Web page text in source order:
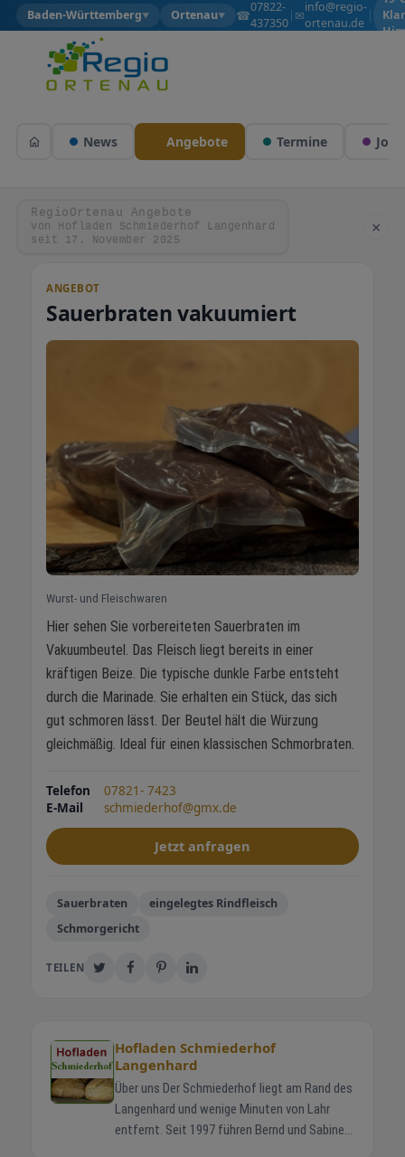
Baden-Württemberg▼ Ortenau▼ ☎07822-
437350
| ✉info@regio-
ortenau.de
|
News Angebote Termine Jobs
RegioOrtenau Angebote
von Hofladen Schmiederhof Langenhard
seit 17. November 2025
×
ANGEBOT
Sauerbraten vakuumiert
Wurst- und Fleischwaren
Hier sehen Sie vorbereiteten Sauerbraten im
Vakuumbeutel. Das Fleisch liegt bereits in einer
kräftigen Beize. Die typische dunkle Farbe entsteht
durch die Marinade. Sie erhalten ein Stück, das sich
gut schmoren lässt. Der Beutel hält die Würzung
gleichmäßig. Ideal für einen klassischen Schmorbraten.
Telefon
07821- 7423
E-Mail
schmiederhof@gmx.de
Jetzt anfragen
Sauerbraten
eingelegtes Rindfleisch
Schmorgericht
TEILEN
Hofladen Schmiederhof
Langenhard
Über uns Der Schmiederhof liegt am Rand des
Langenhard und wenige Minuten von Lahr
entfernt. Seit 1997 führen Bernd und Sabine